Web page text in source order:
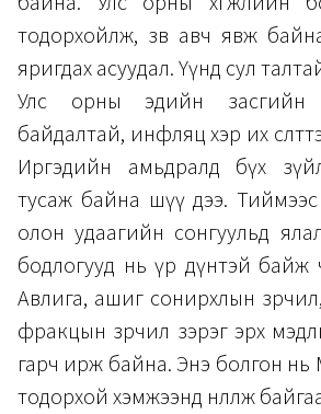
тодорхойлж, зөв авч явж
яригдах асуудал. Үүнд сул
Улс орны эдийн
байдалтай, инфляц хэр их
Иргэдийн амьдралд бүх
тусаж байна шүү дээ.
олон удаагийн сонгуульд
бодлогууд нь үр дүнтэй байж
Авлига, ашиг сонирхлын
фракцын зөрчил зэрэг эрх
гарч ирж байна. Энэ болгон
тодорхой хэмжээнд нөлөөлж